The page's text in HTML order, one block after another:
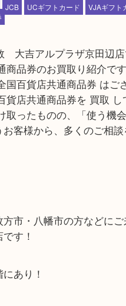
06
（ N/A
全国百貨店共通商品券
JCB UCギフトカード VJA
金券
数 大吉アルプラザ京田
通商品券のお買取り紹
全国百貨店共通商品券
け取ったものの、「使